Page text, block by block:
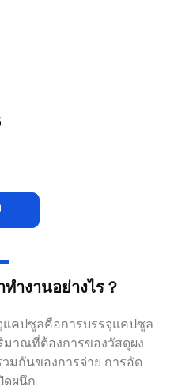
ำงานอย่างไร？
แคปซูลคือการบรรจุแคปซูล
มาณที่ต้องการของวัสดุผง
มกันของการจ่าย การอัด
ดผนึก